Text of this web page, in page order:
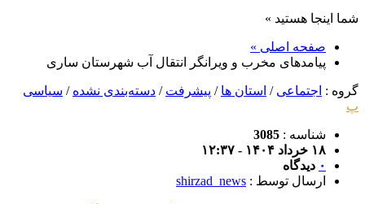
شما اینجا هستید »
صفحه اصلی »
پیامدهای مخرب و ویرانگر انتقال آب شهرستان ساری
گروه : اجتماعی / استان ها / پیشرفت / دسته‌بندی نشده / سیاسی
پ
شناسه : 3085
۱۸ خرداد ۱۴۰۴ - ۱۲:۳۷
۰ دیدگاه
ارسال توسط : shirzad_news